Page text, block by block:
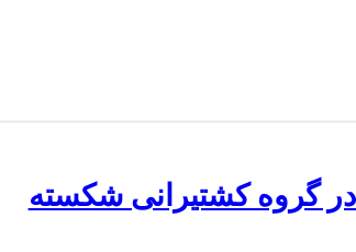
گروه کشتیرانی شکسته